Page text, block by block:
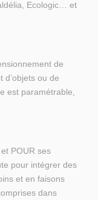
Ecologic… et
de
d’objets ou de
est paramétrable,
POUR ses
pour intégrer des
et en faisons
dans